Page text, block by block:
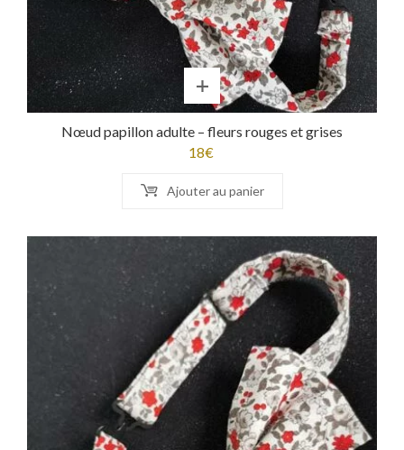
Nœud papillon adulte – fleurs rouges et grises
18€
Ajouter au panier